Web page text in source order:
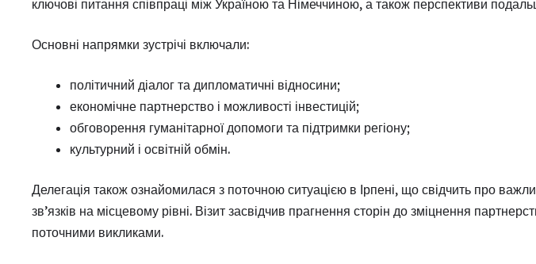
ключові питання співпраці між Україною та Німеччиною, а також перспективи
Основні напрямки зустрічі включали:
політичний діалог та дипломатичні відносини;
економічне партнерство і можливості інвестицій;
обговорення гуманітарної допомоги та підтримки регіону;
культурний і освітній обмін.
Делегація також ознайомилася з поточною ситуацією в Ірпені, що свідчить про
зв’язків на місцевому рівні. Візит засвідчив прагнення сторін до зміцнення
поточними викликами.